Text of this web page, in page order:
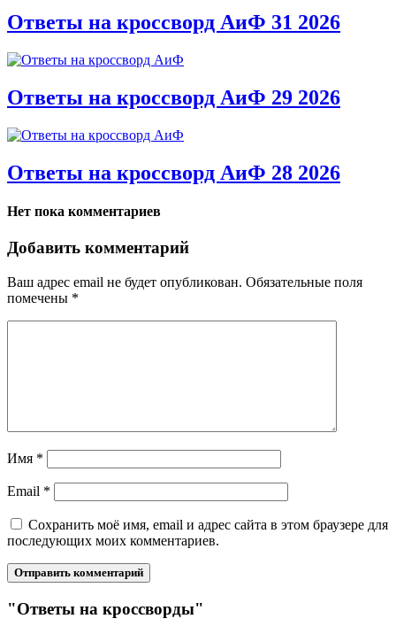
Ответы на кроссворд АиФ 31 2026
Ответы на кроссворд АиФ 29 2026
Ответы на кроссворд АиФ 28 2026
Нет пока комментариев
Добавить комментарий
Ваш адрес email не будет опубликован. Обязательные поля
помечены *
Имя *
Email *
Сохранить моё имя, email и адрес сайта в этом браузере для
последующих моих комментариев.
"Ответы на кроссворды"